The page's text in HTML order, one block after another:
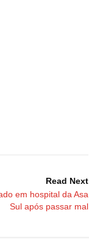
Read Next
em hospital da Asa
Sul após passar mal